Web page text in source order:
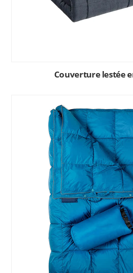
Couverture lestée